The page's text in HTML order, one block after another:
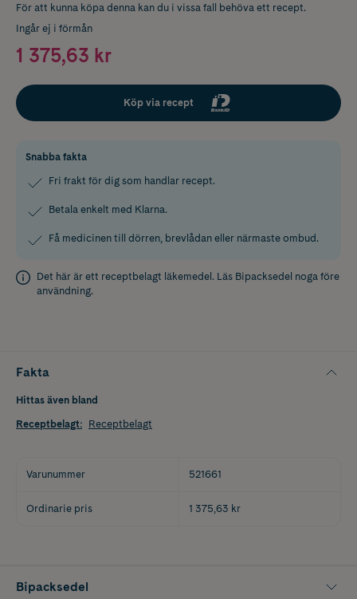
För att kunna köpa denna kan du i vissa fall behöva ett recept.
Ingår ej i förmån
1 375,63 kr
Köp via recept
Snabba fakta
Fri frakt för dig som handlar recept.
Betala enkelt med Klarna.
Få medicinen till dörren, brevlådan eller närmaste ombud.
Det här är ett receptbelagt läkemedel. Läs Bipacksedel noga före
användning.
Fakta
Hittas även bland
Receptbelagt: Receptbelagt
Varunummer 521661
Ordinarie pris 1 375,63 kr
Bipacksedel